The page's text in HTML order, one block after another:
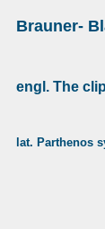
Brauner-
engl. The
lat. Parthenos